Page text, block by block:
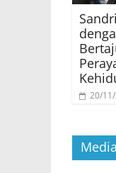
20/